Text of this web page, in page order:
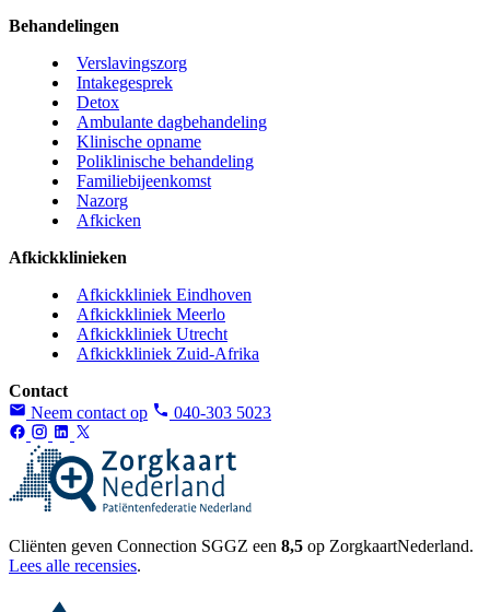
Behandelingen
Verslavingszorg
Intakegesprek
Detox
Ambulante dagbehandeling
Klinische opname
Poliklinische behandeling
Familiebijeenkomst
Nazorg
Afkicken
Afkickklinieken
Afkickkliniek Eindhoven
Afkickkliniek Meerlo
Afkickkliniek Utrecht
Afkickkliniek Zuid-Afrika
Contact
Neem contact op
040-303 5023
Cliënten geven Connection SGGZ een 8,5 op ZorgkaartNederland.
Lees alle recensies.